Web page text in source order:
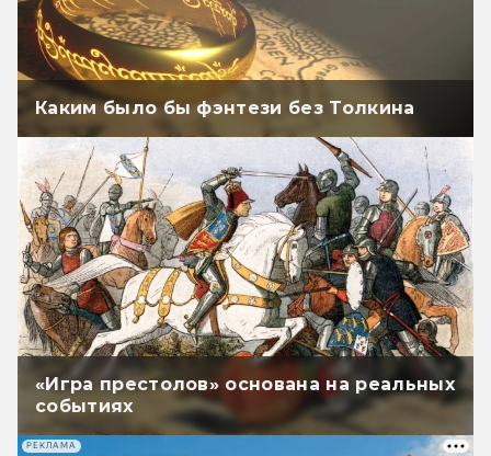
Каким было бы фэнтези без Толкина
«Игра престолов» основана на реальных
событиях
РЕКЛАМА